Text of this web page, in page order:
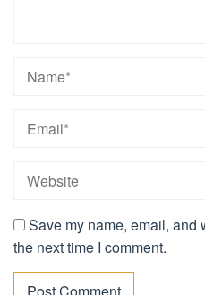
Save my name, email, and
the next time I comment.